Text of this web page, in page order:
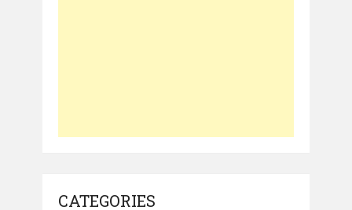
CATEGORIES